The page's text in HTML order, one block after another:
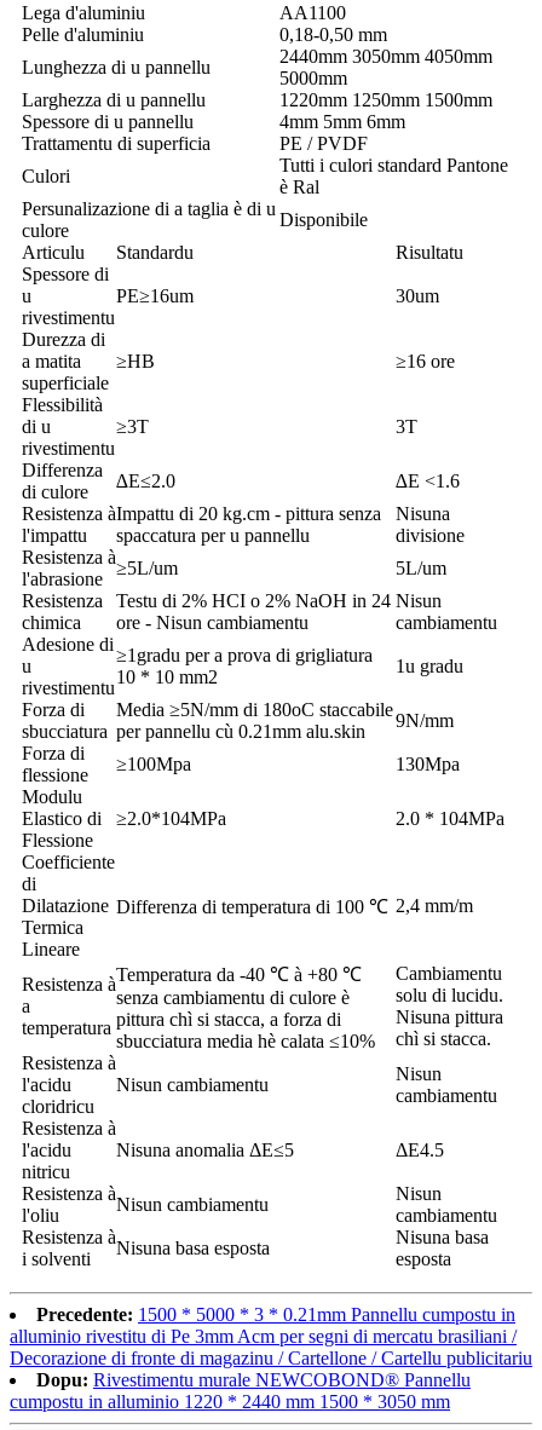
Lega d'aluminiu
AA1100
Pelle d'aluminiu
0,18-0,50 mm
Lunghezza di u pannellu
2440mm 3050mm 4050mm
5000mm
Larghezza di u pannellu
1220mm 1250mm 1500mm
Spessore di u pannellu
4mm 5mm 6mm
Trattamentu di superficia
PE / PVDF
Culori
Tutti i culori standard Pantone
è Ral
Persunalizazione di a taglia è di u
culore
Disponibile
Articulu
Standardu
Risultatu
Spessore di
u
rivestimentu
PE≥16um 30um
Durezza di
a matita
superficiale
≥HB ≥16 ore
Flessibilità
di u
rivestimentu
≥3T 3T
Differenza
di culore
∆E≤2.0
∆E <1.6
Resistenza à
l'impattu
Impattu di 20 kg.cm - pittura senza
spaccatura per u pannellu
Nisuna
divisione
Resistenza à
l'abrasione
≥5L/um
5L/um
Resistenza
chimica
Testu di 2% HCI o 2% NaOH in 24
ore - Nisun cambiamentu
Nisun
cambiamentu
Adesione di
u
rivestimentu
≥1gradu per a prova di grigliatura
10 * 10 mm2
1u gradu
Forza di
sbucciatura
Media ≥5N/mm di 180oC staccabile
per pannellu cù 0.21mm alu.skin
9N/mm
Forza di
flessione
≥100Mpa
130Mpa
Modulu
Elastico di
Flessione
≥2.0*104MPa 2.0 * 104MPa
Coefficiente
di
Dilatazione
Termica
Lineare
Differenza di temperatura di 100 ℃ 2,4 mm/m
Resistenza à
a
temperatura
Temperatura da -40 ℃ à +80 ℃
senza cambiamentu di culore è
pittura chì si stacca, a forza di
sbucciatura media hè calata ≤10%
Cambiamentu
solu di lucidu.
Nisuna pittura
chì si stacca.
Resistenza à
l'acidu
cloridricu
Nisun cambiamentu
Nisun
cambiamentu
Resistenza à
l'acidu
nitricu
Nisuna anomalia ΔE≤5 ΔE4.5
Resistenza à
l'oliu
Nisun cambiamentu
Nisun
cambiamentu
Resistenza à
i solventi
Nisuna basa esposta
Nisuna basa
esposta
Precedente: 1500 * 5000 * 3 * 0.21mm Pannellu cumpostu in
alluminio rivestitu di Pe 3mm Acm per segni di mercatu brasiliani /
Decorazione di fronte di magazinu / Cartellone / Cartellu publicitariu
Dopu: Rivestimentu murale NEWCOBOND® Pannellu
cumpostu in alluminio 1220 * 2440 mm 1500 * 3050 mm